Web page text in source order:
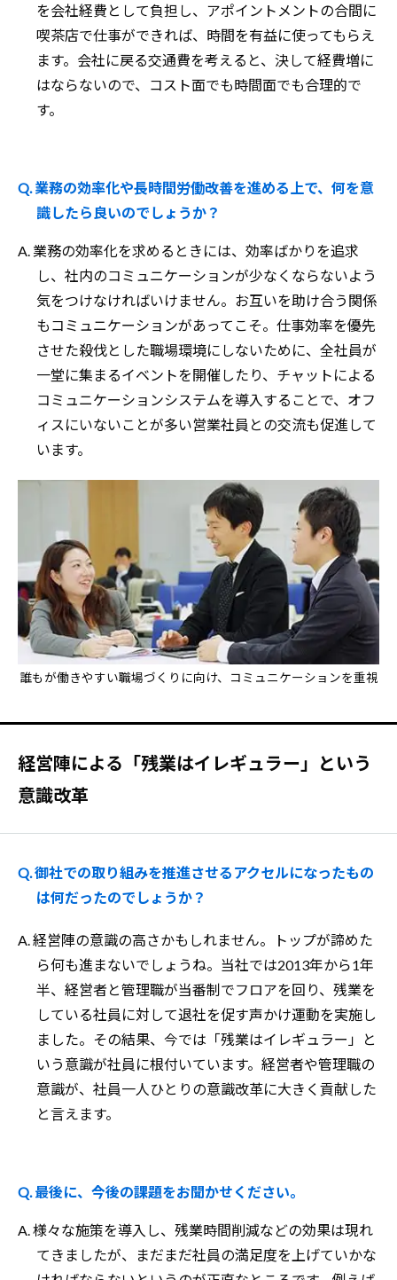
を会社経費として負担し、アポイントメントの合間に
喫茶店で仕事ができれば、時間を有益に使ってもらえ
ます。会社に戻る交通費を考えると、決して経費増に
はならないので、コスト面でも時間面でも合理的で
す。
Q. 業務の効率化や長時間労働改善を進める上で、何を意
識したら良いのでしょうか？
A. 業務の効率化を求めるときには、効率ばかりを追求
し、社内のコミュニケーションが少なくならないよう
気をつけなければいけません。お互いを助け合う関係
もコミュニケーションがあってこそ。仕事効率を優先
させた殺伐とした職場環境にしないために、全社員が
一堂に集まるイベントを開催したり、チャットによる
コミュニケーションシステムを導入することで、オフ
ィスにいないことが多い営業社員との交流も促進して
います。
誰もが働きやすい職場づくりに向け、コミュニケーションを重視
経営陣による「残業はイレギュラー」という
意識改革
Q. 御社での取り組みを推進させるアクセルになったもの
は何だったのでしょうか？
A. 経営陣の意識の高さかもしれません。トップが諦めた
ら何も進まないでしょうね。当社では2013年から1年
半、経営者と管理職が当番制でフロアを回り、残業を
している社員に対して退社を促す声かけ運動を実施し
ました。その結果、今では「残業はイレギュラー」と
いう意識が社員に根付いています。経営者や管理職の
意識が、社員一人ひとりの意識改革に大きく貢献した
と言えます。
Q. 最後に、今後の課題をお聞かせください。
A. 様々な施策を導入し、残業時間削減などの効果は現れ
てきましたが、まだまだ社員の満足度を上げていかな